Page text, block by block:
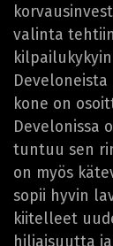
valinta
kone on
Develonissa
tuntuu sen
on myös
sopii hyvin
kiitelleet
hiljaisuutta